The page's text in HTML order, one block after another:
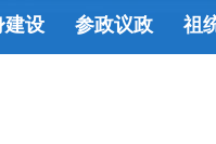
建设 参政议政 祖